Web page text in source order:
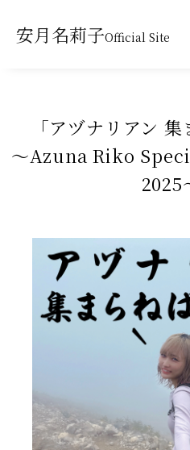
安月名莉子Official Site
「アヅナリアン
～Azuna Riko
2025